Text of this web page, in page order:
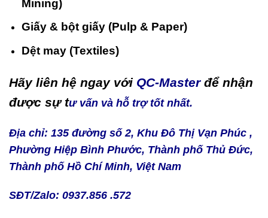
Mining)
Giấy & bột giấy (Pulp & Paper)
Dệt may (Textiles)
Hãy liên hệ ngay với QC-Master để nhận
được sự tư vấn và hỗ trợ tốt nhất.
Địa chỉ: 135 đường số 2, Khu Đô Thị Vạn Phúc ,
Phường Hiệp Bình Phước, Thành phố Thủ Đức,
Thành phố Hồ Chí Minh, Việt Nam
SĐT/Zalo: 0937.856 .572